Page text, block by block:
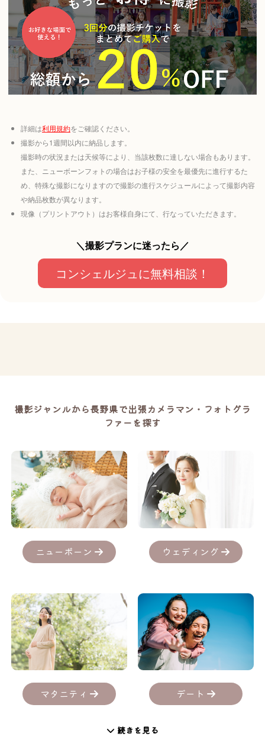
詳細は利用規約をご確認ください。
撮影から1週間以内に納品します。
撮影時の状況または天候等により、当該枚数に達しない場合もあります。
また、ニューボーンフォトの場合はお子様の安全を最優先に進行するた
め、特殊な撮影になりますので撮影の進行スケジュールによって撮影内容
や納品枚数が異なります。
現像（プリントアウト）はお客様自身にて、行なっていただきます。
＼撮影プランに迷ったら／
コンシェルジュに無料相談！
撮影ジャンルから長野県で出張カメラマン・フォトグラ
ファーを探す
ニューボーン ウェディング
マタニティ デート
続きを見る